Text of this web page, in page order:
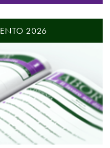
2026